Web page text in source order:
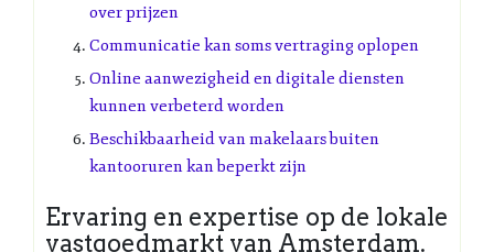
over prijzen
Communicatie kan soms vertraging oplopen
Online aanwezigheid en digitale diensten
kunnen verbeterd worden
Beschikbaarheid van makelaars buiten
kantooruren kan beperkt zijn
Ervaring en expertise op de lokale
vastgoedmarkt van Amsterdam.